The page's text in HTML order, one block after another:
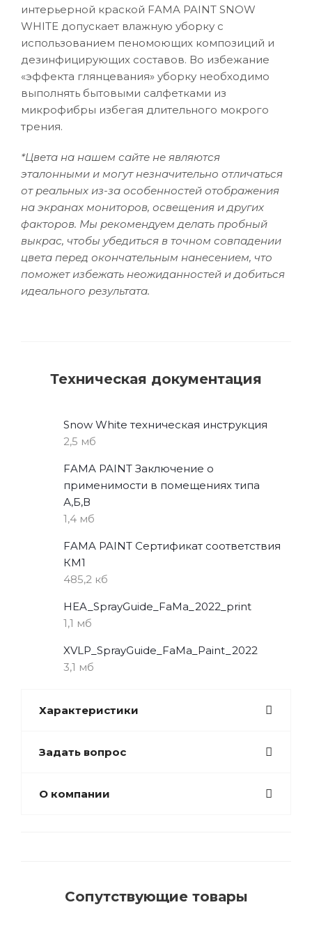
интерьерной краской FAMA PAINT SNOW
WHITE допускает влажную уборку с
использованием пеномоющих композиций и
дезинфицирующих составов. Во избежание
«эффекта глянцевания» уборку необходимо
выполнять бытовыми салфетками из
микрофибры избегая длительного мокрого
трения.
*Цвета на нашем сайте не являются
эталонными и могут незначительно отличаться
от реальных из-за особенностей отображения
на экранах мониторов, освещения и других
факторов. Мы рекомендуем делать пробный
выкрас, чтобы убедиться в точном совпадении
цвета перед окончательным нанесением, что
поможет избежать неожиданностей и добиться
идеального результата.
Техническая документация
Snow White техническая инструкция
2,5 мб
FAMA PAINT Заключение о
применимости в помещениях типа
А,Б,В
1,4 мб
FAMA PAINT Сертификат соответствия
КМ1
485,2 кб
HEA_SprayGuide_FaMa_2022_print
1,1 мб
XVLP_SprayGuide_FaMa_Paint_2022
3,1 мб
Характеристики
Задать вопрос
О компании
Сопутствующие товары